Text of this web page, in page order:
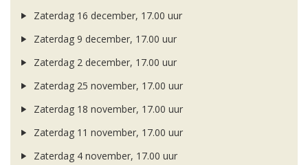
Zaterdag 16 december, 17.00 uur
Zaterdag 9 december, 17.00 uur
Zaterdag 2 december, 17.00 uur
Zaterdag 25 november, 17.00 uur
Zaterdag 18 november, 17.00 uur
Zaterdag 11 november, 17.00 uur
Zaterdag 4 november, 17.00 uur